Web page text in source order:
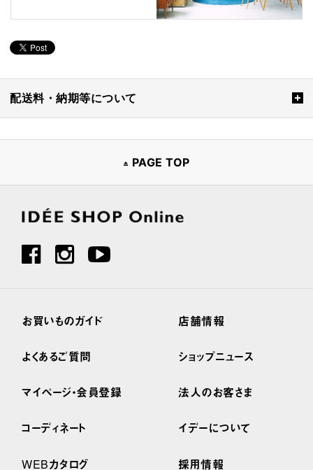
配送料・納期等について
PAGE TOP
お買いものガイド
よくあるご質問
マイページ・会員登録
コーディネート
WEBカタログ
店舗情報
ショップニュース
法人のお客さま
イデーについて
採用情報